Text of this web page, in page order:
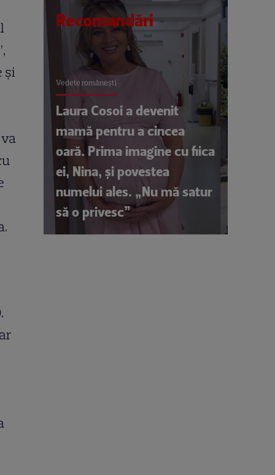
și
Recomandări
Vedete româneşti
Laura Cosoi a devenit
mamă pentru a cincea
oară. Prima imagine cu fiica
ei, Nina, și povestea
numelui ales. „Nu mă satur
să o privesc”